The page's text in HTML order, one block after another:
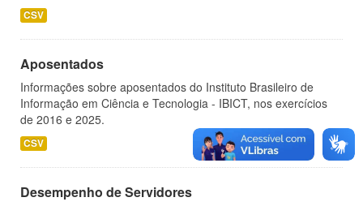
CSV
Aposentados
Informações sobre aposentados do Instituto Brasileiro de
Informação em Ciência e Tecnologia - IBICT, nos exercícios
de 2016 e 2025.
CSV
Desempenho de Servidores